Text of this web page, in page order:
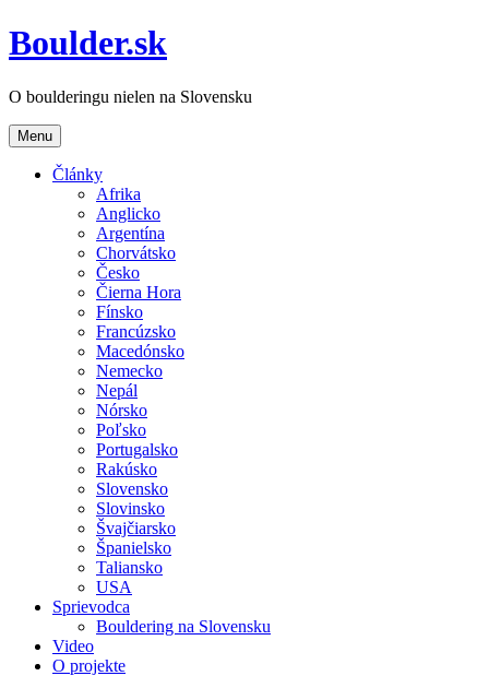
Boulder.sk
O boulderingu nielen na Slovensku
Menu
Články
Afrika
Anglicko
Argentína
Chorvátsko
Česko
Čierna Hora
Fínsko
Francúzsko
Macedónsko
Nemecko
Nepál
Nórsko
Poľsko
Portugalsko
Rakúsko
Slovensko
Slovinsko
Švajčiarsko
Španielsko
Taliansko
USA
Sprievodca
Bouldering na Slovensku
Video
O projekte